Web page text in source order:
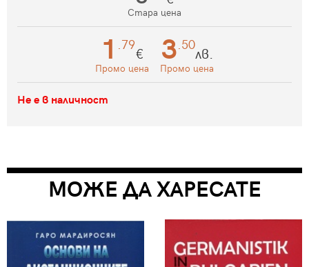
Стара цена
1 .79€
Промо цена
3 .50лв.
Промо цена
Не е в наличност
МОЖЕ ДА ХАРЕСАТЕ